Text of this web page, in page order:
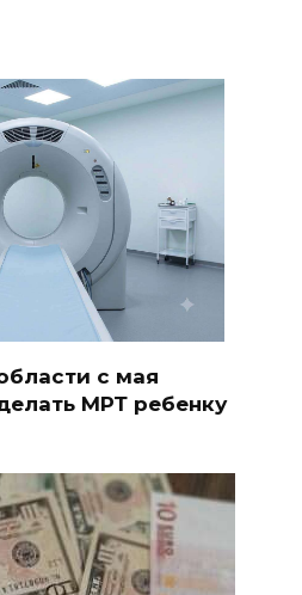
с мая
МРТ ребенку